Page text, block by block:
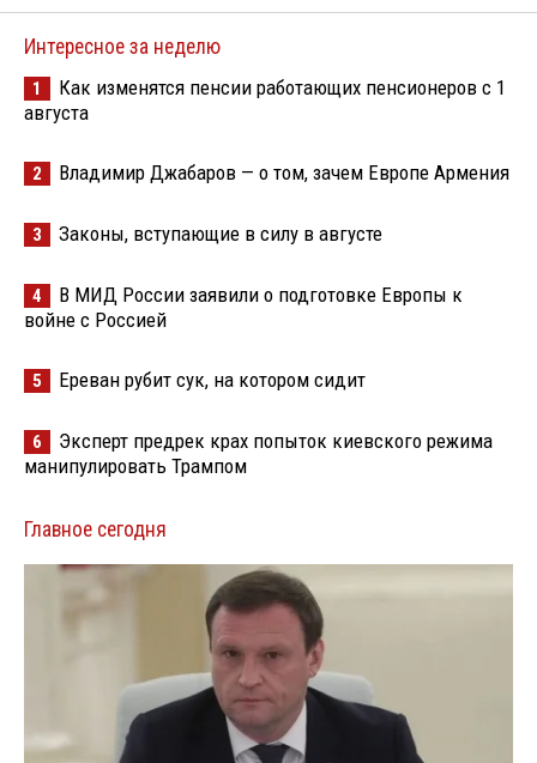
Интересное за неделю
1
Как изменятся пенсии работающих пенсионеров с 1
августа
2 Владимир Джабаров — о том, зачем Европе Армения
3 Законы, вступающие в силу в августе
4
В МИД России заявили о подготовке Европы к
войне с Россией
5 Ереван рубит сук, на котором сидит
6
Эксперт предрек крах попыток киевского режима
манипулировать Трампом
Главное сегодня